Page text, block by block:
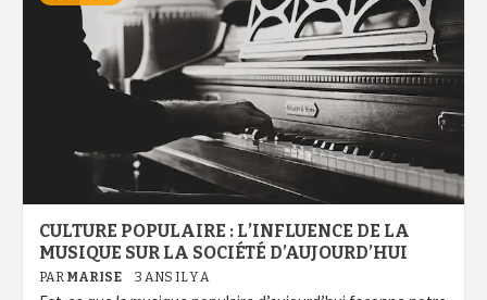
CULTURE POPULAIRE : L’INFLUENCE DE LA
MUSIQUE SUR LA SOCIÉTÉ D’AUJOURD’HUI
PAR MARISE 3 ANS IL Y A